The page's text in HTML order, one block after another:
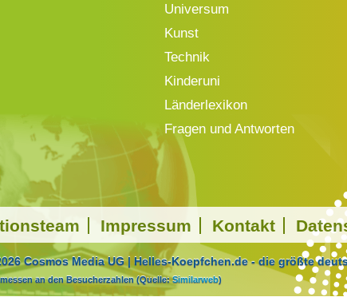
Universum
Kunst
Technik
Kinderuni
Länderlexikon
Fragen und Antworten
Impressum Kontakt
Cosmos Media UG | Helles-Koepfchen.de - die größte
an den Besucherzahlen (Quelle:Similarweb)